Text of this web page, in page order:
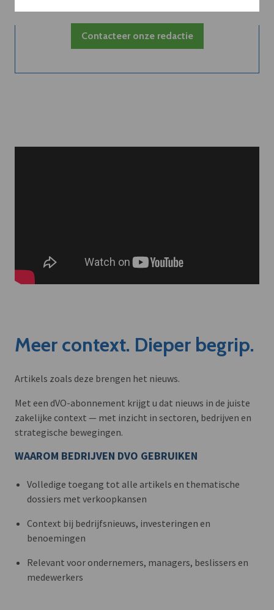
Contacteer onze redactie
Meer context. Dieper begrip.
Artikels zoals deze brengen het nieuws.
Met een dVO-abonnement krijgt u dat nieuws in de juiste
zakelijke context — met inzicht in sectoren, bedrijven en
strategische bewegingen.
WAAROM BEDRIJVEN DVO GEBRUIKEN
Volledige toegang tot alle artikels en thematische
dossiers met verkoopkansen
Context bij bedrijfsnieuws, investeringen en
benoemingen
Relevant voor ondernemers, managers, beslissers en
medewerkers